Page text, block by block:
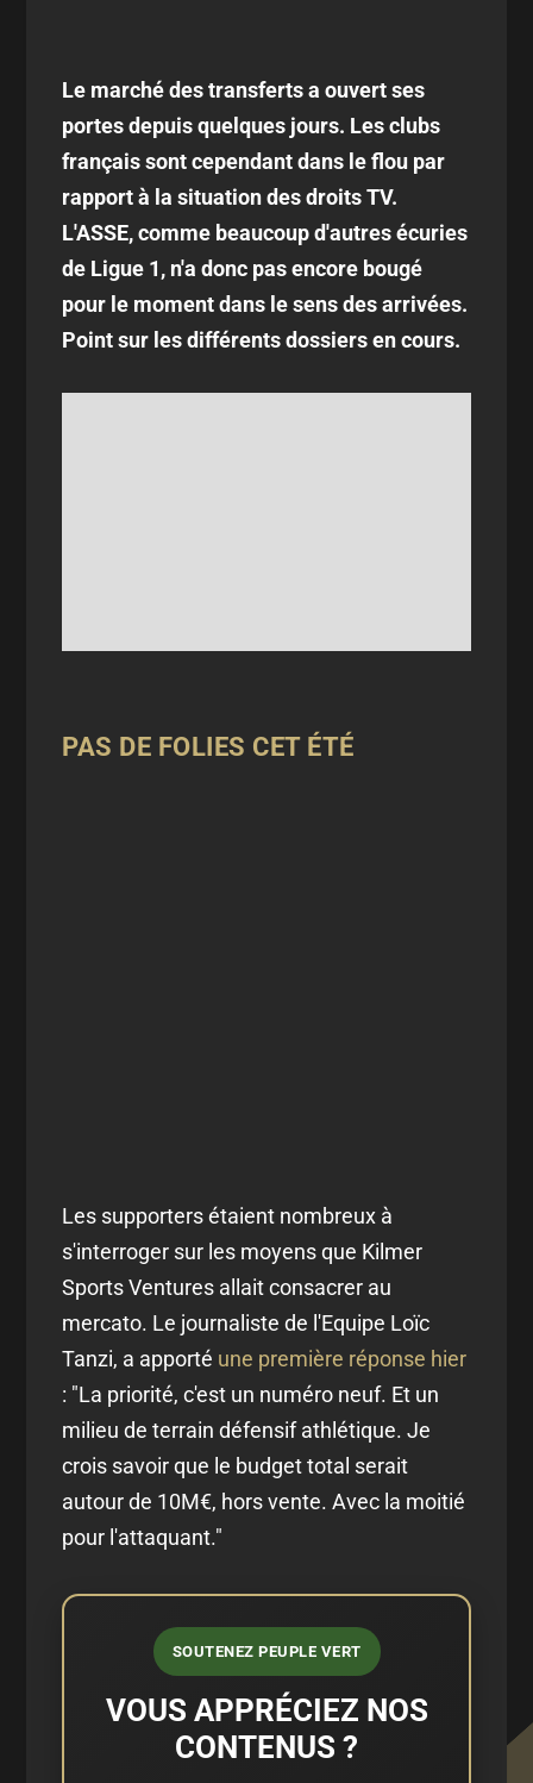
Le marché des transferts a ouvert ses
portes depuis quelques jours. Les clubs
français sont cependant dans le flou par
rapport à la situation des droits TV.
L'ASSE, comme beaucoup d'autres écuries
de Ligue 1, n'a donc pas encore bougé
pour le moment dans le sens des arrivées.
Point sur les différents dossiers en cours.
PAS DE FOLIES CET ÉTÉ
Les supporters étaient nombreux à
s'interroger sur les moyens que Kilmer
Sports Ventures allait consacrer au
mercato. Le journaliste de l'Equipe Loïc
Tanzi, a apporté une première réponse hier
: "La priorité, c'est un numéro neuf. Et un
milieu de terrain défensif athlétique. Je
crois savoir que le budget total serait
autour de 10M€, hors vente. Avec la moitié
pour l'attaquant."
SOUTENEZ PEUPLE VERT
VOUS APPRÉCIEZ NOS
CONTENUS ?